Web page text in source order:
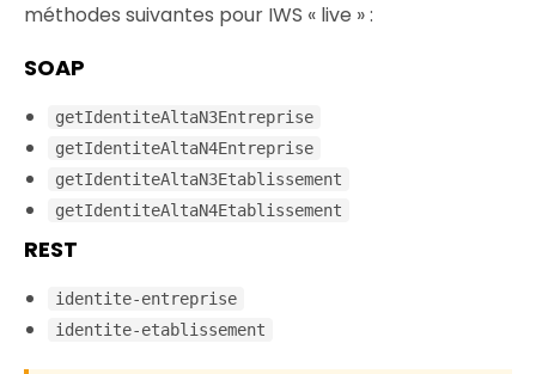
Solutions
méthodes suivantes pour IWS « live » :
SOAP
getIdentiteAltaN3Entreprise
getIdentiteAltaN4Entreprise
getIdentiteAltaN3Etablissement
getIdentiteAltaN4Etablissement
REST
identite-entreprise
identite-etablissement